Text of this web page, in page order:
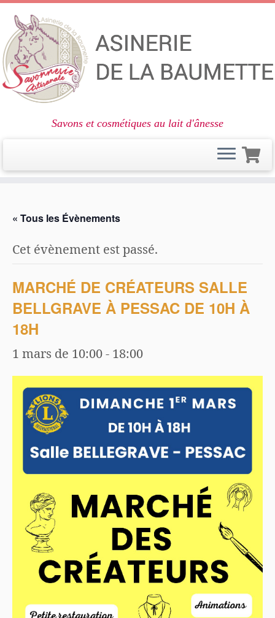
Savons et cosmétiques au lait d'ânesse
« Tous les Évènements
Cet évènement est passé.
MARCHÉ DE CRÉATEURS SALLE
BELLGRAVE À PESSAC DE 10H À
18H
1 mars de 10:00- 18:00